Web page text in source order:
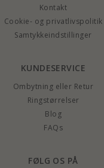
Kontakt
Cookie- og privatlivspolitik
Samtykkeindstillinger
KUNDESERVICE
Ombytning eller Retur
Ringstørrelser
Blog
FAQs
FØLG OS PÅ